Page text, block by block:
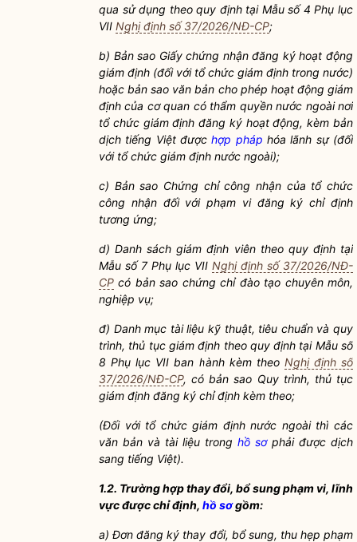
qua sử dụng theo quy định tại Mẫu số 4 Phụ lục
VII Nghị định số 37/2026/NĐ-CP;
b) Bản sao Giấy chứng nhận đăng ký hoạt động
giám định (đối với tổ chức giám định trong nước)
hoặc bản sao văn bản cho phép hoạt động giám
định của cơ quan có thẩm quyềnnước ngoài nơi
tổ chức giám định đăng ký hoạt động, kèm bản
dịch tiếng Việt đượchợp pháp hóa lãnh sự (đối
với tổ chức giám định nước ngoài);
c) Bản sao Chứng chỉ công nhận của tổ chức
công nhận đối với phạm vi đăng ký chỉ định
tương ứng;
d)Danh sách giám định viên theo quy định tại
Mẫu số 7 Phụ lục VII Nghị định số 37/2026/NĐ-
CP có bản sao chứng chỉ đào tạo chuyên môn,
nghiệp vụ;
đ) Danh mục tài liệu kỹ thuật, tiêu chuẩn và quy
trình, thủ tục giám định theo quy định tại Mẫu số
8 Phụ lục VII ban hành kèm theo Nghị định số
37/2026/NĐ-CP, có bản sao Quy trình, thủ tục
giám định đăng ký chỉ định kèm theo;
(Đối với tổ chức giám định nước ngoài thì các
văn bản và tài liệu trong hồ sơphải được dịch
sang tiếng Việt).
1.2. Trường hợp thay đổi, bổ sung phạm vi, lĩnh
vực được chỉ định, hồ sơgồm:
a)Đơn đăng ký thay đổi, bổ sung, thu hẹp phạm